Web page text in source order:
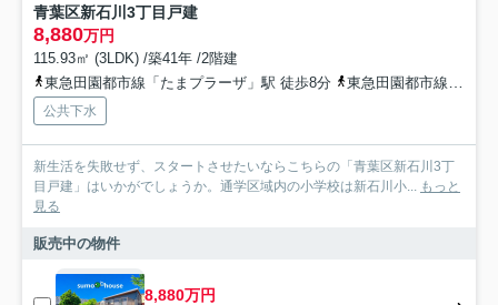
青葉区新石川3丁目戸建
8,880万円
115.93㎡ (3LDK) /築41年 /2階建
東急田園都市線「たまプラーザ」駅 徒歩8分
東急田園都市線「鷺沼」駅 徒歩15分
公共下水
新生活を失敗せず、スタートさせたいならこちらの「青葉区新石川3丁
目戸建」はいかがでしょうか。通学区域内の小学校は新石川小... もっと
見る
販売中の物件
8,880万円